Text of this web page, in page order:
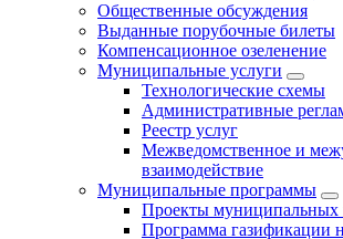
Общественные обсуждения
Выданные порубочные билеты
Компенсационное озеленение
Муниципальные услуги
Технологические схемы
Административные
Реестр услуг
Межведомственное и
взаимодействие
Муниципальные программы
Проекты муниципальных
Программа газификации